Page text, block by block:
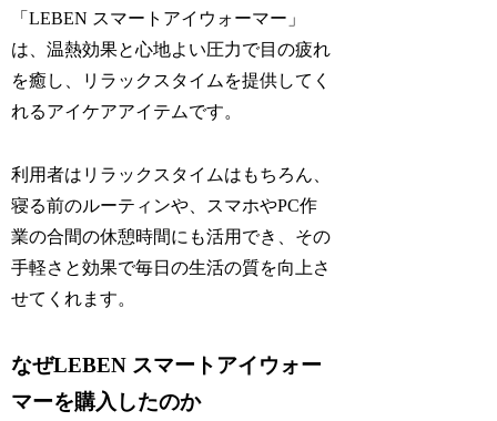
「LEBEN スマートアイウォーマー」
は、温熱効果と心地よい圧力で目の疲れ
を癒し、リラックスタイムを提供してく
れるアイケアアイテムです。
利用者はリラックスタイムはもちろん、
寝る前のルーティンや、スマホやPC作
業の合間の休憩時間にも活用でき、その
手軽さと効果で毎日の生活の質を向上さ
せてくれます。
なぜLEBEN スマートアイウォー
マーを購入したのか